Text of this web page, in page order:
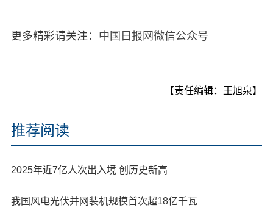
更多精彩请关注： 中国日报网微信公众号
【责任编辑：王旭泉】
推荐阅读
2025年近7亿人次出入境 创历史新高
我国风电光伏并网装机规模首次超18亿千瓦